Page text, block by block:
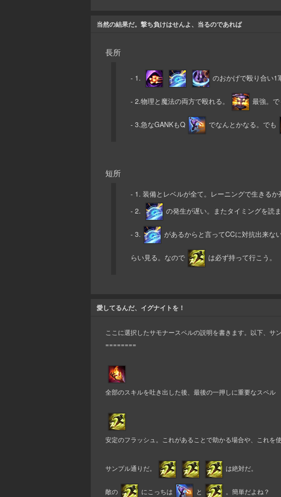
当然の結果だ。撃ち負けはせんよ、当るのであれば
長所
- 1. のおかげで殴り合い1
- 2.物理と魔法の両方で殴れる。 最強。で
- 3.急なGANKもQ でなんとかなる。でも
短所
- 1. 装備とレベルが全て。レーニングで生きるか
- 2.
の発生が遅い。またタイミングを読
- 3. があるからと言ってCCに対抗出来ない
らい見る。なので は必ず持って行こう。
愛してるんだ、イグナイトを！
ここに選択したサモナースペルの説明を書きます。以下、サン
========
全部のスキルを吐き出した後、最後の一押しに重要なスペル
安定のフラッシュ。これがあることで助かる場合や、これを
サンプル通りだ。 は絶対だ。
敵の にこっちは と 。簡単だよね？